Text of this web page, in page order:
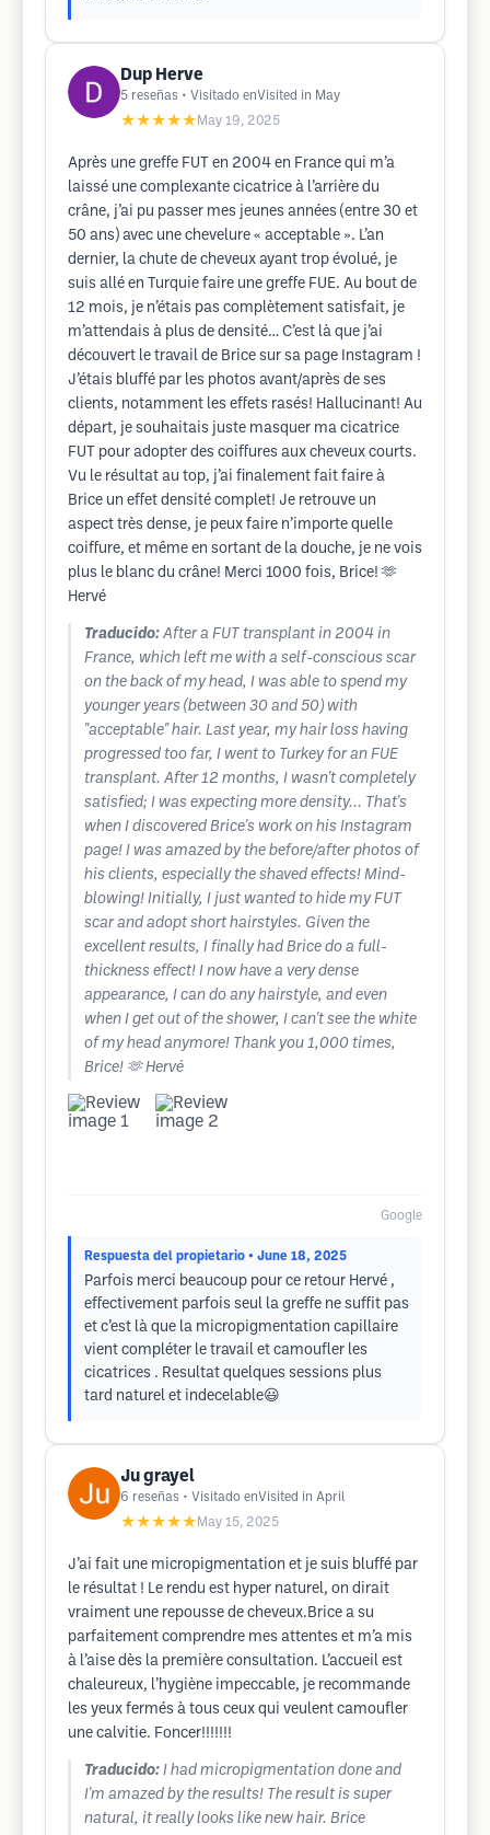
Dup Herve
5 reseñas • Visitado enVisited in May
★★★★★ May 19, 2025
Après une greffe FUT en 2004 en France qui m’a
laissé une complexante cicatrice à l’arrière du
crâne, j’ai pu passer mes jeunes années (entre 30 et
50 ans) avec une chevelure « acceptable ». L’an
dernier, la chute de cheveux ayant trop évolué, je
suis allé en Turquie faire une greffe FUE. Au bout de
12 mois, je n’étais pas complètement satisfait, je
m’attendais à plus de densité… C’est là que j’ai
découvert le travail de Brice sur sa page Instagram !
J’étais bluffé par les photos avant/après de ses
clients, notamment les effets rasés! Hallucinant! Au
départ, je souhaitais juste masquer ma cicatrice
FUT pour adopter des coiffures aux cheveux courts.
Vu le résultat au top, j’ai finalement fait faire à
Brice un effet densité complet! Je retrouve un
aspect très dense, je peux faire n’importe quelle
coiffure, et même en sortant de la douche, je ne vois
plus le blanc du crâne! Merci 1000 fois, Brice! 🫶
Hervé
Traducido: After a FUT transplant in 2004 in
France, which left me with a self-conscious scar
on the back of my head, I was able to spend my
younger years (between 30 and 50) with
"acceptable" hair. Last year, my hair loss having
progressed too far, I went to Turkey for an FUE
transplant. After 12 months, I wasn't completely
satisfied; I was expecting more density... That's
when I discovered Brice's work on his Instagram
page! I was amazed by the before/after photos of
his clients, especially the shaved effects! Mind-
blowing! Initially, I just wanted to hide my FUT
scar and adopt short hairstyles. Given the
excellent results, I finally had Brice do a full-
thickness effect! I now have a very dense
appearance, I can do any hairstyle, and even
when I get out of the shower, I can't see the white
of my head anymore! Thank you 1,000 times,
Brice! 🫶 Hervé
Google
Respuesta del propietario • June 18, 2025
Parfois merci beaucoup pour ce retour Hervé ,
effectivement parfois seul la greffe ne suffit pas
et c’est là que la micropigmentation capillaire
vient compléter le travail et camoufler les
cicatrices . Resultat quelques sessions plus
tard naturel et indecelable😃
Ju grayel
6 reseñas • Visitado enVisited in April
★★★★★ May 15, 2025
J’ai fait une micropigmentation et je suis bluffé par
le résultat ! Le rendu est hyper naturel, on dirait
vraiment une repousse de cheveux.Brice a su
parfaitement comprendre mes attentes et m’a mis
à l’aise dès la première consultation. L’accueil est
chaleureux, l’hygiène impeccable, je recommande
les yeux fermés à tous ceux qui veulent camoufler
une calvitie. Foncer!!!!!!!
Traducido: I had micropigmentation done and
I'm amazed by the results! The result is super
natural, it really looks like new hair. Brice